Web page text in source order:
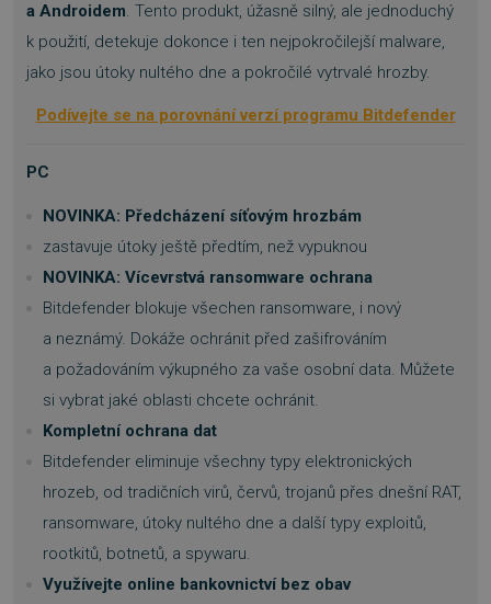
a Androidem. Tento produkt, úžasně silný, ale jednoduchý
k použití, detekuje dokonce i ten nejpokročilejší malware,
jako jsou útoky nultého dne a pokročilé vytrvalé hrozby.
Podívejte se na porovnání verzí programu Bitdefender
PC
NOVINKA: Předcházení síťovým hrozbám
zastavuje útoky ještě předtím, než vypuknou
NOVINKA: Vícevrstvá ransomware ochrana
Bitdefender blokuje všechen ransomware, i nový
a neznámý. Dokáže ochránit před zašifrováním
a požadováním výkupného za vaše osobní data. Můžete
si vybrat jaké oblasti chcete ochránit.
Kompletní ochrana dat
Bitdefender eliminuje všechny typy elektronických
hrozeb, od tradičních virů, červů, trojanů přes dnešní RAT,
ransomware, útoky nultého dne a další typy exploitů,
rootkitů, botnetů, a spywaru.
Využívejte online bankovnictví bez obav